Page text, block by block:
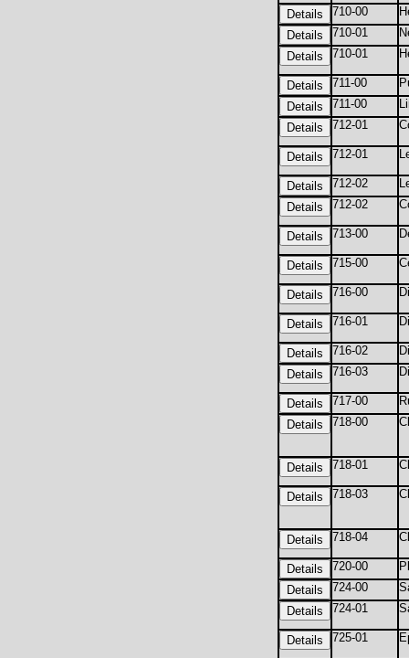
710-00
710-01
710-01
711-00
711-00
712-01
712-01
712-02
712-02
713-00
715-00
716-00
716-01
716-02
716-03
717-00
718-00
718-01
718-03
718-04
720-00
724-00
724-01
725-01